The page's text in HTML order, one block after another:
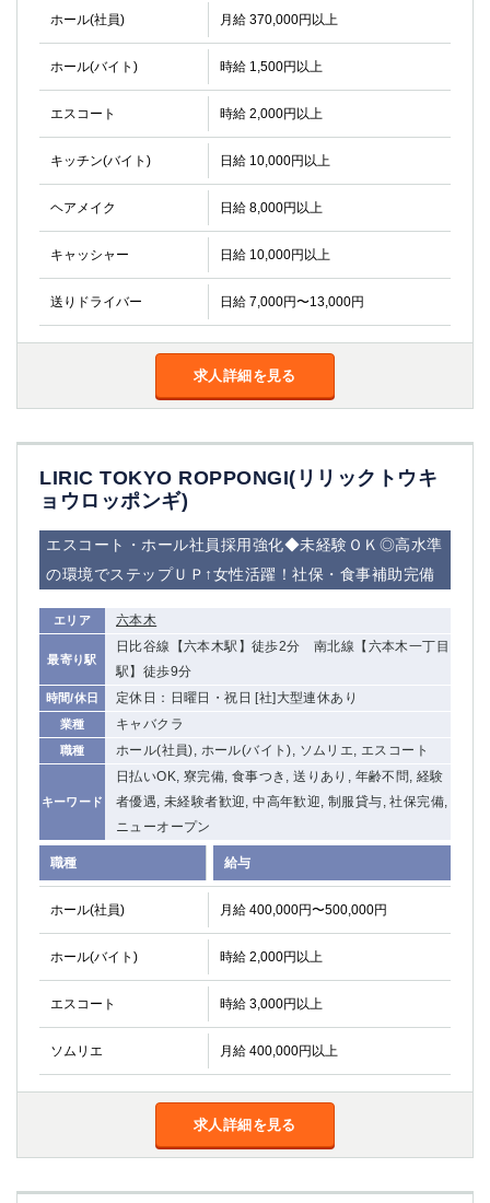
ホール(社員) 月給 370,000円以上
ホール(バイト) 時給 1,500円以上
エスコート 時給 2,000円以上
キッチン(バイト) 日給 10,000円以上
ヘアメイク 日給 8,000円以上
キャッシャー 日給 10,000円以上
送りドライバー 日給 7,000円〜13,000円
求人詳細を見る
LIRIC TOKYO ROPPONGI(リリックトウキ
ョウロッポンギ)
エスコート・ホール社員採用強化◆未経験ＯＫ◎高水準
の環境でステップＵＰ↑女性活躍！社保・食事補助完備
エリア 六本木
最寄り駅
日比谷線【六本木駅】徒歩2分 南北線【六本木一丁目
駅】徒歩9分
時間/休日 定休日：日曜日・祝日 [社]大型連休あり
業種 キャバクラ
職種 ホール(社員), ホール(バイト), ソムリエ, エスコート
キーワード
日払いOK, 寮完備, 食事つき, 送りあり, 年齢不問, 経験
者優遇, 未経験者歓迎, 中高年歓迎, 制服貸与, 社保完備,
ニューオープン
職種 給与
ホール(社員) 月給 400,000円〜500,000円
ホール(バイト) 時給 2,000円以上
エスコート 時給 3,000円以上
ソムリエ 月給 400,000円以上
求人詳細を見る